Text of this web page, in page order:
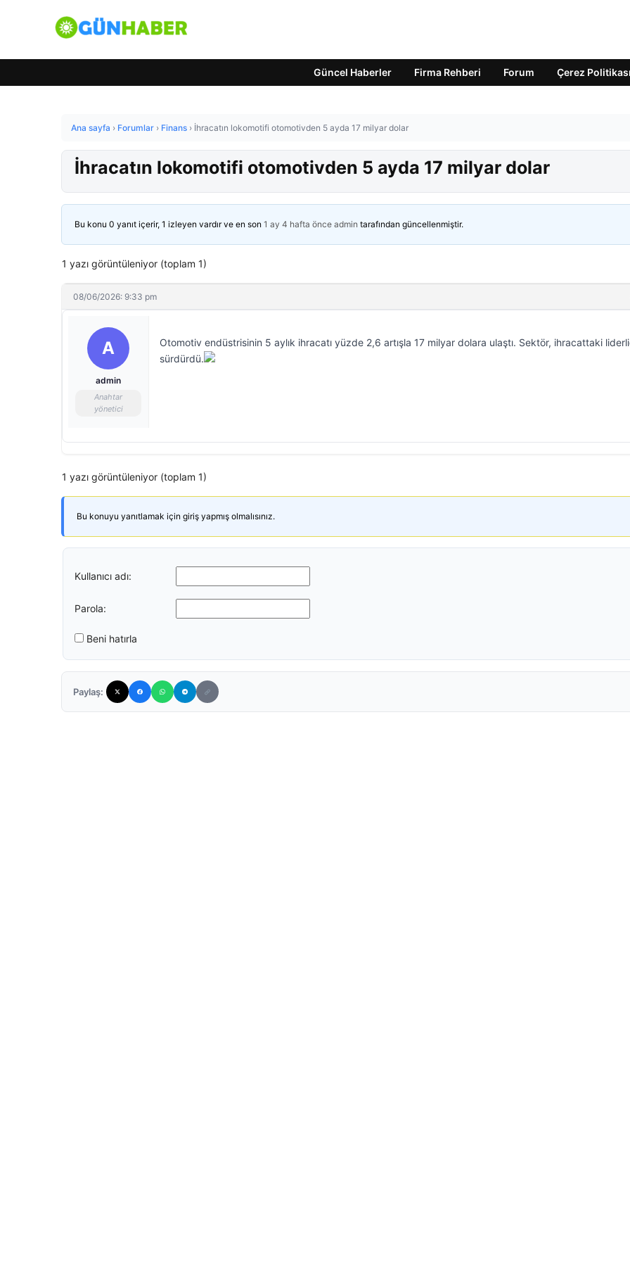
Güncel Haberler Firma Rehberi Forum Çerez Politikası
Ana sayfa › Forumlar › Finans › İhracatın lokomotifi otomotivden 5 ayda 17 milyar dolar
İhracatın lokomotifi otomotivden 5 ayda 17 milyar dolar
Bu konu 0 yanıt içerir, 1 izleyen vardır ve en son 1 ay 4 hafta önce admin tarafından güncellenmiştir.
1 yazı görüntüleniyor (toplam 1)
08/06/2026: 9:33 pm
A
admin
Anahtar
yönetici
Otomotiv endüstrisinin 5 aylık ihracatı yüzde 2,6 artışla 17 milyar dolara ulaştı. Sektör, ihracattaki
sürdürdü.
1 yazı görüntüleniyor (toplam 1)
Bu konuyu yanıtlamak için giriş yapmış olmalısınız.
Kullanıcı adı:
Parola:
Beni hatırla
Paylaş: